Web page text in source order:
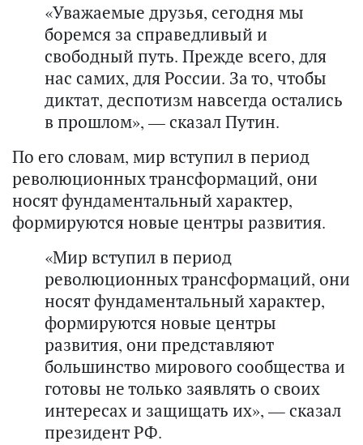
«Уважаемые друзья, сегодня мы
боремся за справедливый и
свободный путь. Прежде всего, для
нас самих, для России. За то, чтобы
диктат, деспотизм навсегда остались
в прошлом», — сказал Путин.
По его словам, мир вступил в период
революционных трансформаций, они
носят фундаментальный характер,
формируются новые центры развития.
«Мир вступил в период
революционных трансформаций, они
носят фундаментальный характер,
формируются новые центры
развития, они представляют
большинство мирового сообщества и
готовы не только заявлять о своих
интересах и защищать их», — сказал
президент РФ.